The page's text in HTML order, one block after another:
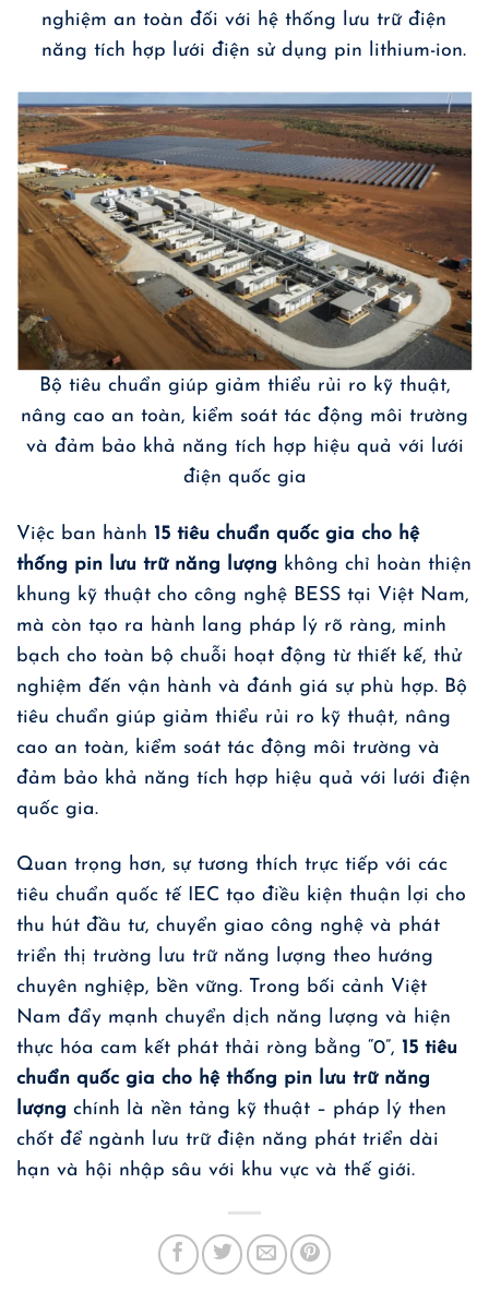
nghiệm an toàn đối với hệ thống lưu trữ điện
năng tích hợp lưới điện sử dụng pin lithium-ion.
Bộ tiêu chuẩn giúp giảm thiểu rủi ro kỹ thuật,
nâng cao an toàn, kiểm soát tác động môi trường
và đảm bảo khả năng tích hợp hiệu quả với lưới
điện quốc gia
Việc ban hành 15 tiêu chuẩn quốc gia cho hệ
thống pin lưu trữ năng lượng không chỉ hoàn thiện
khung kỹ thuật cho công nghệ BESS tại Việt Nam,
mà còn tạo ra hành lang pháp lý rõ ràng, minh
bạch cho toàn bộ chuỗi hoạt động từ thiết kế, thử
nghiệm đến vận hành và đánh giá sự phù hợp. Bộ
tiêu chuẩn giúp giảm thiểu rủi ro kỹ thuật, nâng
cao an toàn, kiểm soát tác động môi trường và
đảm bảo khả năng tích hợp hiệu quả với lưới điện
quốc gia.
Quan trọng hơn, sự tương thích trực tiếp với các
tiêu chuẩn quốc tế IEC tạo điều kiện thuận lợi cho
thu hút đầu tư, chuyển giao công nghệ và phát
triển thị trường lưu trữ năng lượng theo hướng
chuyên nghiệp, bền vững. Trong bối cảnh Việt
Nam đẩy mạnh chuyển dịch năng lượng và hiện
thực hóa cam kết phát thải ròng bằng “0”, 15 tiêu
chuẩn quốc gia cho hệ thống pin lưu trữ năng
lượng chính là nền tảng kỹ thuật – pháp lý then
chốt để ngành lưu trữ điện năng phát triển dài
hạn và hội nhập sâu với khu vực và thế giới.